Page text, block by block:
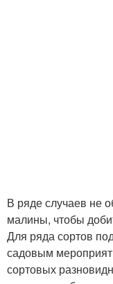
В ряде случаев не
малины, чтобы
Для ряда сортов
садовым
сортовых